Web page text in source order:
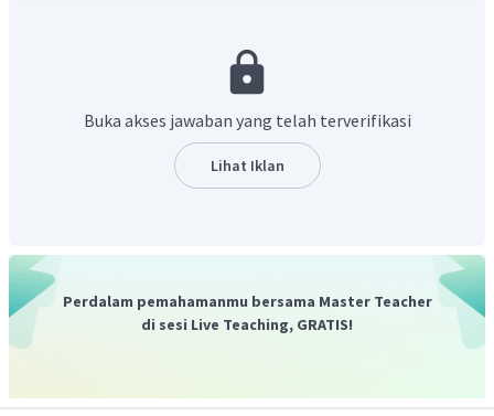
menghantarkan listrik dalam fase padat, yaitu logam.
Logam menghantarkan listrik karena awan elektronnya.
natrium: menghantarkan listrik karena elektronnya
lilin parafin: tidak menghantarkan listrik
polietena: tidak menghantarkan listrik
sulfur: tidak menghantarkan listrik
Jadi, senyawa yang dapat menghatarkan arus listrik
Buka akses jawaban yang telah terverifikasi
Lihat Iklan
Perdalam pemahamanmu bersama Master Teacher
di sesi Live Teaching, GRATIS!